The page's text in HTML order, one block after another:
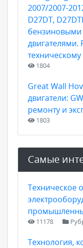
2007/2007-
D27DT,
бензиновыми
двигателями.
1804
Great Wall
двигатели:
ремонту и
1803
Самые
Техническое
11178
Технология,